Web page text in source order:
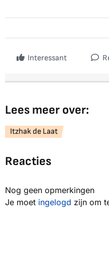
Interessant
Lees meer over:
Itzhak de Laat
Reacties
Nog geen opmerkingen
Je moet ingelogd zijn om